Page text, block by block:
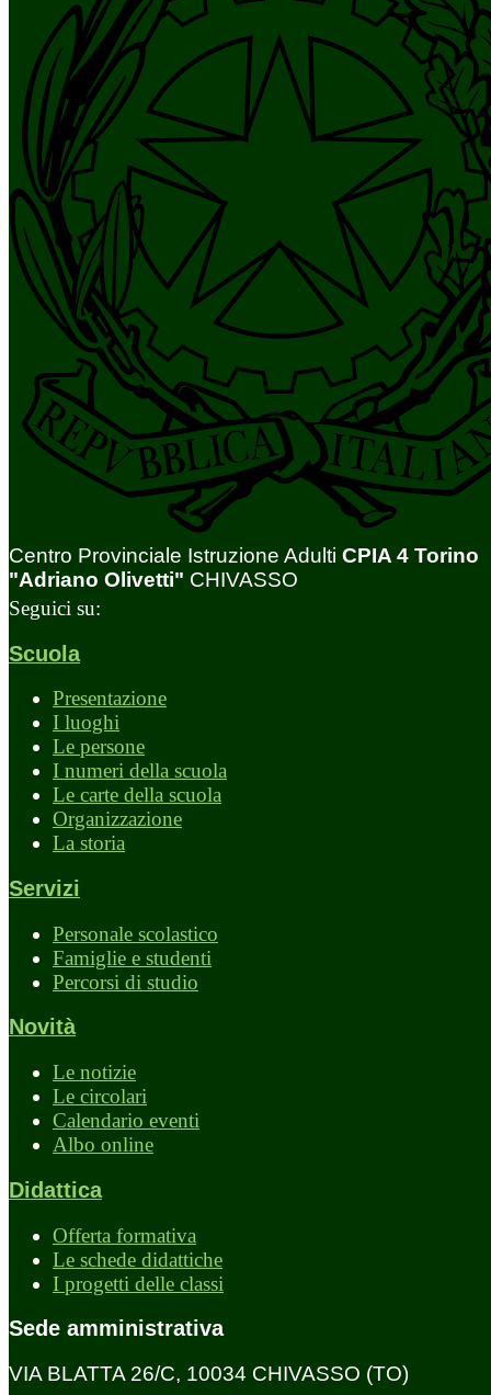
Centro Provinciale Istruzione Adulti CPIA 4 Torino
"Adriano Olivetti" CHIVASSO
Seguici su:
Scuola
Presentazione
I luoghi
Le persone
I numeri della scuola
Le carte della scuola
Organizzazione
La storia
Servizi
Personale scolastico
Famiglie e studenti
Percorsi di studio
Novità
Le notizie
Le circolari
Calendario eventi
Albo online
Didattica
Offerta formativa
Le schede didattiche
I progetti delle classi
Sede amministrativa
VIA BLATTA 26/C, 10034 CHIVASSO (TO)